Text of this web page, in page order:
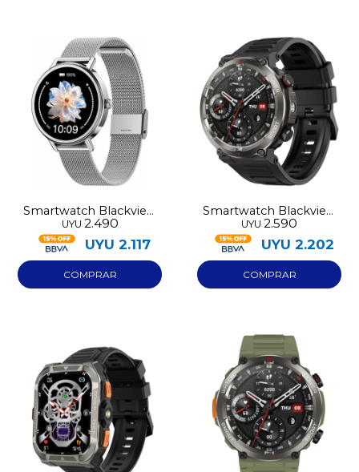
Smartwatch Blackview
X30
UYU 2.490
UYU 2.117
Smartwatch Blackview
W50 Pro
UYU 2.590
UYU 2.202